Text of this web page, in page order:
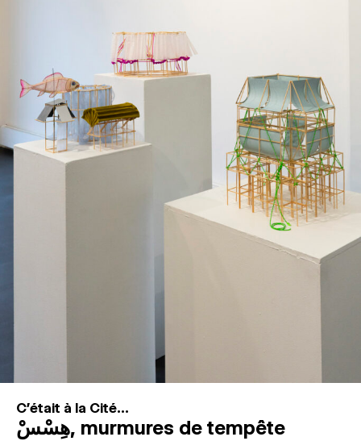
C'était à la Cité...
هِسْسْ, murmures de tempête